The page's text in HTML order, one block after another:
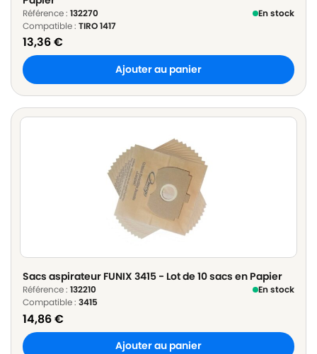
Référence : 132270
En stock
Compatible : TIRO 1417
13,36€
Ajouter au panier
Sacs aspirateur FUNIX 3415 - Lot de 10 sacs en Papier
Référence : 132210
En stock
Compatible : 3415
14,86€
Ajouter au panier